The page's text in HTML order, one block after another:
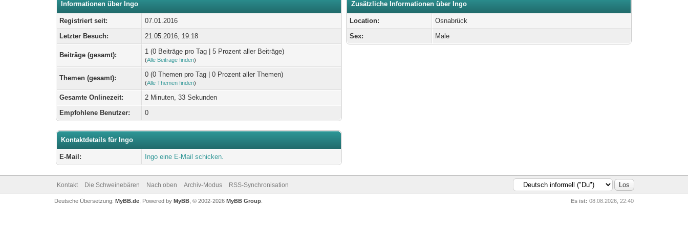
Informationen über Ingo
Registriert seit:
07.01.2016
Letzter Besuch:
21.05.2016, 19:18
Beiträge (gesamt): 1 (0 Beiträge pro Tag | 5 Prozent aller Beiträge)
(Alle Beiträge finden)
Themen (gesamt): 0 (0 Themen pro Tag | 0 Prozent aller Themen)
(Alle Themen finden)
Gesamte Onlinezeit:
2 Minuten, 33 Sekunden
Empfohlene Benutzer:
0
Kontaktdetails für Ingo
E-Mail: Ingo eine E-Mail schicken.
Zusätzliche Informationen über Ingo
Location:
Osnabrück
Sex:
Male
Kontakt Die Schweinebären Nach oben Archiv-Modus RSS-Synchronisation
Es ist: 08.08.2026, 22:40
Deutsche Übersetzung: MyBB.de, Powered by MyBB, © 2002-2026 MyBB Group.